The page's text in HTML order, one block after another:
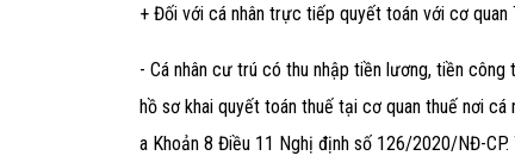
+ Đối với cá nhân trực tiếp quyết toán với cơ quan
- Cá nhân cư trú có thu nhập tiền lương, tiền
hồ sơ khai quyết toán thuế tại cơ quan thuế nơi
a Khoản 8 Điều 11 Nghị định số 126/2020/NĐ-CP.